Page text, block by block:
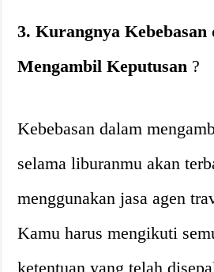
3. Kurangnya Kebebasan
Mengambil Keputusan ?
Kebebasan dalam
selama liburanmu akan
menggunakan jasa agen
Kamu harus mengikuti
ketentuan yang telah